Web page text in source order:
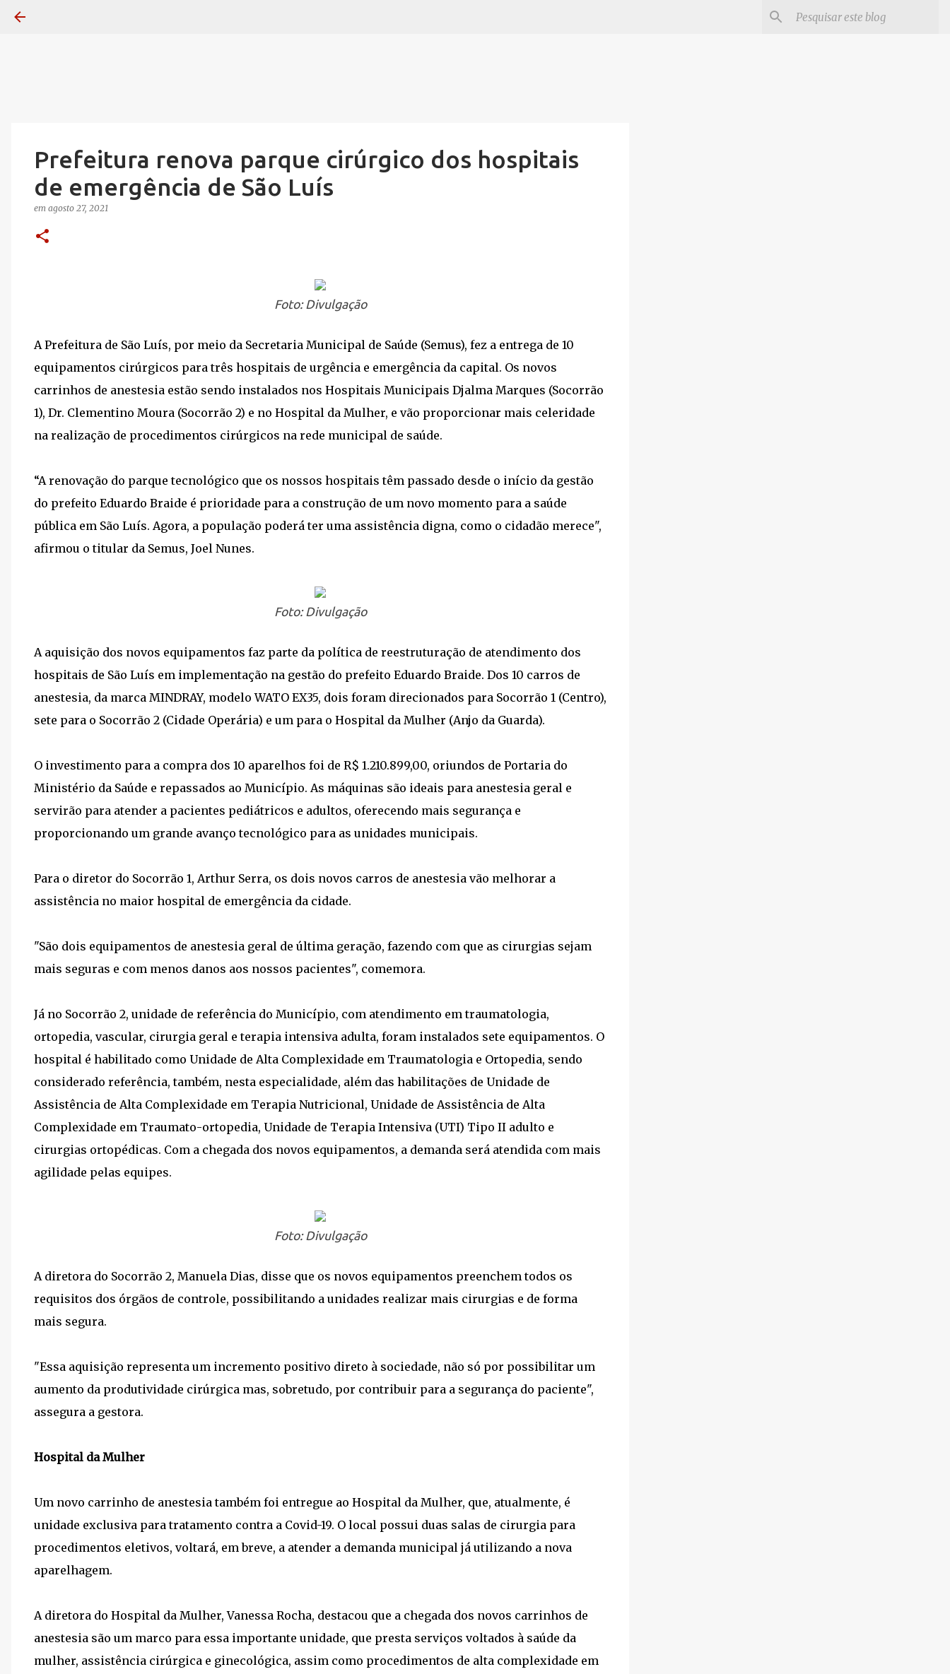
Prefeitura renova parque cirúrgico dos hospitais
de emergência de São Luís
em agosto 27, 2021
Foto: Divulgação
A Prefeitura de São Luís, por meio da Secretaria Municipal de Saúde (Semus), fez a entrega de 10
equipamentos cirúrgicos para três hospitais de urgência e emergência da capital. Os novos
carrinhos de anestesia estão sendo instalados nos Hospitais Municipais Djalma Marques (Socorrão
1), Dr. Clementino Moura (Socorrão 2) e no Hospital da Mulher, e vão proporcionar mais celeridade
na realização de procedimentos cirúrgicos na rede municipal de saúde.
“A renovação do parque tecnológico que os nossos hospitais têm passado desde o início da gestão
do prefeito Eduardo Braide é prioridade para a construção de um novo momento para a saúde
pública em São Luís. Agora, a população poderá ter uma assistência digna, como o cidadão merece",
afirmou o titular da Semus, Joel Nunes.
Foto: Divulgação
A aquisição dos novos equipamentos faz parte da política de reestruturação de atendimento dos
hospitais de São Luís em implementação na gestão do prefeito Eduardo Braide. Dos 10 carros de
anestesia, da marca MINDRAY, modelo WATO EX35, dois foram direcionados para Socorrão 1 (Centro),
sete para o Socorrão 2 (Cidade Operária) e um para o Hospital da Mulher (Anjo da Guarda).
O investimento para a compra dos 10 aparelhos foi de R$ 1.210.899,00, oriundos de Portaria do
Ministério da Saúde e repassados ao Município. As máquinas são ideais para anestesia geral e
servirão para atender a pacientes pediátricos e adultos, oferecendo mais segurança e
proporcionando um grande avanço tecnológico para as unidades municipais.
Para o diretor do Socorrão 1, Arthur Serra, os dois novos carros de anestesia vão melhorar a
assistência no maior hospital de emergência da cidade.
"São dois equipamentos de anestesia geral de última geração, fazendo com que as cirurgias sejam
mais seguras e com menos danos aos nossos pacientes", comemora.
Já no Socorrão 2, unidade de referência do Município, com atendimento em traumatologia,
ortopedia, vascular, cirurgia geral e terapia intensiva adulta, foram instalados sete equipamentos. O
hospital é habilitado como Unidade de Alta Complexidade em Traumatologia e Ortopedia, sendo
considerado referência, também, nesta especialidade, além das habilitações de Unidade de
Assistência de Alta Complexidade em Terapia Nutricional, Unidade de Assistência de Alta
Complexidade em Traumato-ortopedia, Unidade de Terapia Intensiva (UTI) Tipo II adulto e
cirurgias ortopédicas. Com a chegada dos novos equipamentos, a demanda será atendida com mais
agilidade pelas equipes.
Foto: Divulgação
A diretora do Socorrão 2, Manuela Dias, disse que os novos equipamentos preenchem todos os
requisitos dos órgãos de controle, possibilitando a unidades realizar mais cirurgias e de forma
mais segura.
"Essa aquisição representa um incremento positivo direto à sociedade, não só por possibilitar um
aumento da produtividade cirúrgica mas, sobretudo, por contribuir para a segurança do paciente",
assegura a gestora.
Hospital da Mulher
Um novo carrinho de anestesia também foi entregue ao Hospital da Mulher, que, atualmente, é
unidade exclusiva para tratamento contra a Covid-19. O local possui duas salas de cirurgia para
procedimentos eletivos, voltará, em breve, a atender a demanda municipal já utilizando a nova
aparelhagem.
A diretora do Hospital da Mulher, Vanessa Rocha, destacou que a chegada dos novos carrinhos de
anestesia são um marco para essa importante unidade, que presta serviços voltados à saúde da
mulher, assistência cirúrgica e ginecológica, assim como procedimentos de alta complexidade em